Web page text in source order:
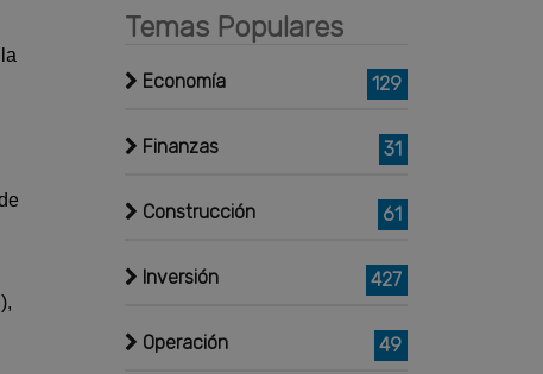
Temas Populares
Economía 129
Finanzas 31
Construcción 61
Inversión 427
Operación 49